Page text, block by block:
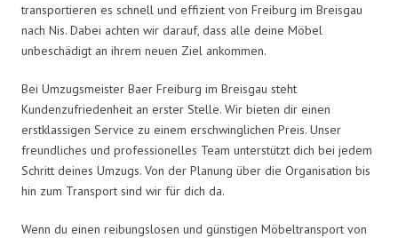
transportieren es schnell und effizient von Freiburg im Breisgau
nach Nis. Dabei achten wir darauf, dass alle deine Möbel
unbeschädigt an ihrem neuen Ziel ankommen.
Bei Umzugsmeister Baer Freiburg im Breisgau steht
Kundenzufriedenheit an erster Stelle. Wir bieten dir einen
erstklassigen Service zu einem erschwinglichen Preis. Unser
freundliches und professionelles Team unterstützt dich bei jedem
Schritt deines Umzugs. Von der Planung über die Organisation bis
hin zum Transport sind wir für dich da.
Wenn du einen reibungslosen und günstigen Möbeltransport von